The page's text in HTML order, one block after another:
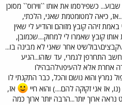
כשפירסמו את אותו ``ווירוס`` מסוכן
כיאה למטומטמת שאני, הלכתי,
זיהה קובץ מזוהם והודיע לי שאין
אותו קובץ שאמרו לי למחוק....שכמובן,
אחר שאני לא מבינה בו...
התחרפן לגמרי, עד שזהו...הגיע
אחרת אלא להעיפו\להבהילו
נמרץ והוא נושם והכל, כבר התקנתי לו
אז אני זקוקה להם....) והוא חיי
אז,
נראה ארוך יותר...הרבה יותר ארוך כמה